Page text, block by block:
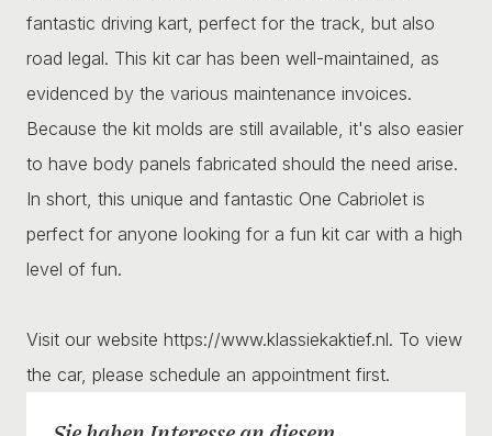
fantastic driving kart, perfect for the track, but also
road legal. This kit car has been well-maintained, as
evidenced by the various maintenance invoices.
Because the kit molds are still available, it's also easier
to have body panels fabricated should the need arise.
In short, this unique and fantastic One Cabriolet is
perfect for anyone looking for a fun kit car with a high
level of fun.
Visit our website https://www.klassiekaktief.nl. To view
the car, please schedule an appointment first.